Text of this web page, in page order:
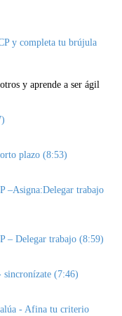
y completa tu brújula
y aprende a ser ágil
plazo (8:53)
–Asigna:Delegar trabajo
– Delegar trabajo (8:59)
(7:46)
- Afina tu criterio